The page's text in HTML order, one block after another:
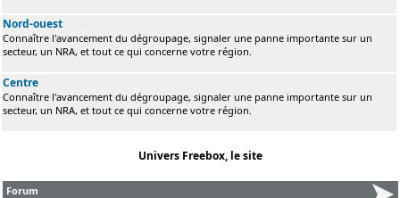
Nord-ouest
Connaître l'avancement du dégroupage, signaler une panne importante sur un
secteur, un NRA, et tout ce qui concerne votre région.
Centre
Connaître l'avancement du dégroupage, signaler une panne importante sur un
secteur, un NRA, et tout ce qui concerne votre région.
Univers Freebox, le site
Forum